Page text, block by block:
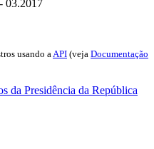
03.2017
usando a API (veja Documentação
da Presidência da República